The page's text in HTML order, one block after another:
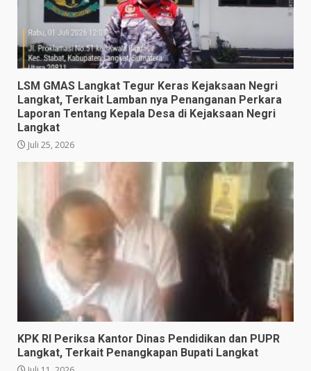
LSM GMAS Langkat Tegur Keras Kejaksaan Negri
Langkat, Terkait Lamban nya Penanganan Perkara
Laporan Tentang Kepala Desa di Kejaksaan Negri
Langkat
Juli 25, 2026
KPK RI Periksa Kantor Dinas Pendidikan dan PUPR
Langkat, Terkait Penangkapan Bupati Langkat